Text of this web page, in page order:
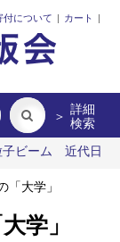
付について | カート |
＞ 詳細
検索
ビーム
近代日
素貯蔵材料の
「大学」
学」